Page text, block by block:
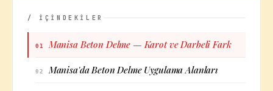
/ İÇİNDEKİLER
01 Manisa Beton Delme — Karot ve Darbeli Fark
02 Manisa'da Beton Delme Uygulama Alanları